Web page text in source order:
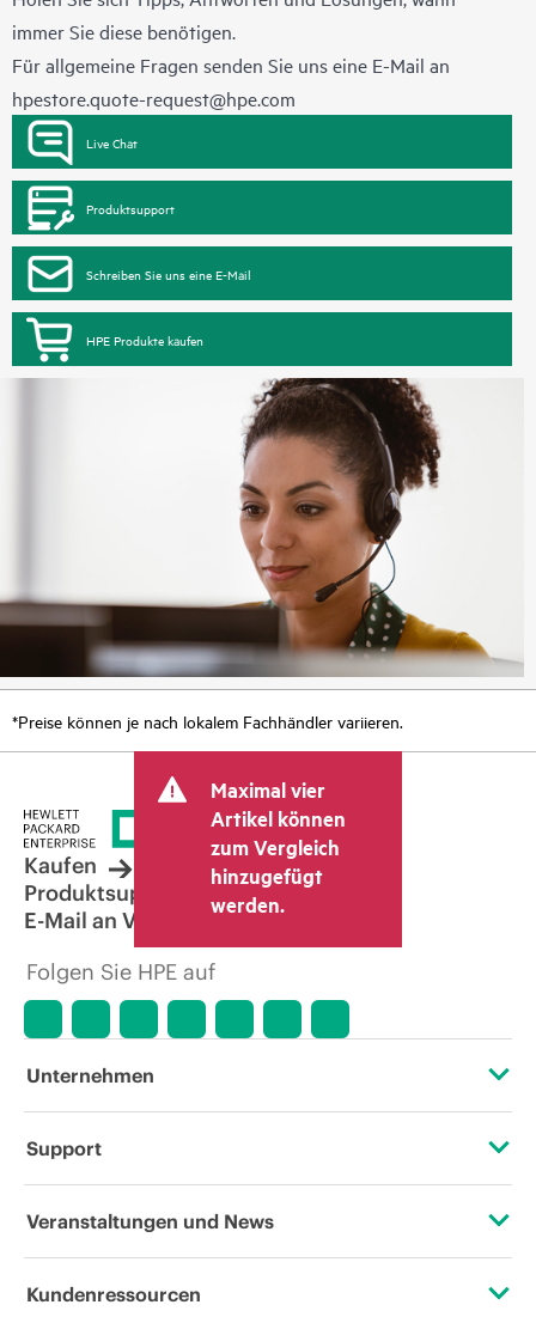
immer Sie diese benötigen.
Für allgemeine Fragen senden Sie uns eine E-Mail an
hpestore.quote-request@hpe.com
Live Chat
Produktsupport
Schreiben Sie uns eine E-Mail
HPE Produkte kaufen
*Preise können je nach lokalem Fachhändler variieren.
Maximal vier
Artikel können
zum Vergleich
hinzugefügt
werden.
Kaufen
Produktsupport
E-Mail an Vertrieb
Folgen Sie HPE auf
Unternehmen
Über HPE
Unternehmensverantwortung
Support
Operational Support Services
Veranstaltungen und News
Veranstaltungen
Kundenressourcen